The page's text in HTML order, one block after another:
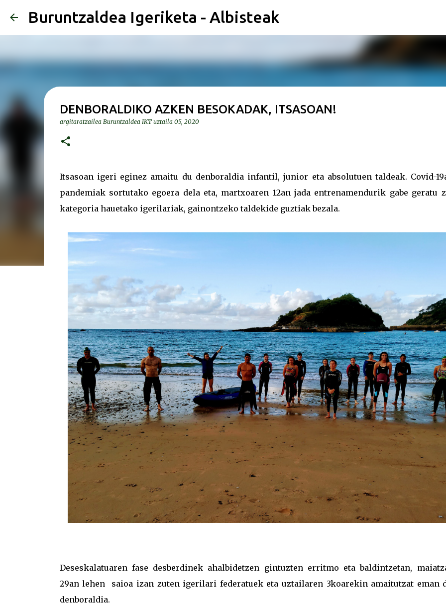
Saltatu eta joan eduki nagusira
Buruntzaldea Igeriketa - Albisteak
DENBORALDIKO AZKEN BESOKADAK, ITSASOAN!
argitaratzailea Buruntzaldea IKT uztaila 05, 2020
Itsasoan igeri eginez amaitu du denboraldia infantil, junior eta absolutuen taldeak. Covid-
pandemiak sortutako egoera dela eta, martxoaren 12an jada entrenamendurik gabe geratu
kategoria hauetako igerilariak, gainontzeko taldekide guztiak bezala.
Deseskalatuaren fase desberdinek ahalbidetzen gintuzten erritmo eta baldintzetan,
29an lehen saioa izan zuten igerilari federatuek eta uztailaren 3koarekin amaitutzat eman
denboraldia.